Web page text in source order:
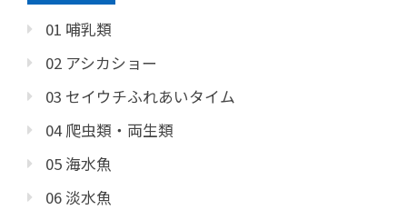
01 哺乳類
02 アシカショー
03 セイウチふれあいタイム
04 爬虫類・両生類
05 海水魚
06 淡水魚